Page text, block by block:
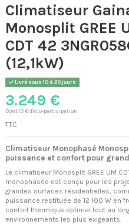
Climatiseur
Monosplit GREE
CDT 42
(12,1kW)
Livré sous 10 à 20 jours
3.249 €
Dont 13 € d'éco-participation
TTC
Climatiseur Monophasé
puissance et confort pour
Le climatiseur Monosplit GREE UM
monophasée est conçu pour les
grandes surfaces résidentielles,
puissance restituée de 12 100 W en
confort thermique optimal tout au
environnements les plus exigeants.